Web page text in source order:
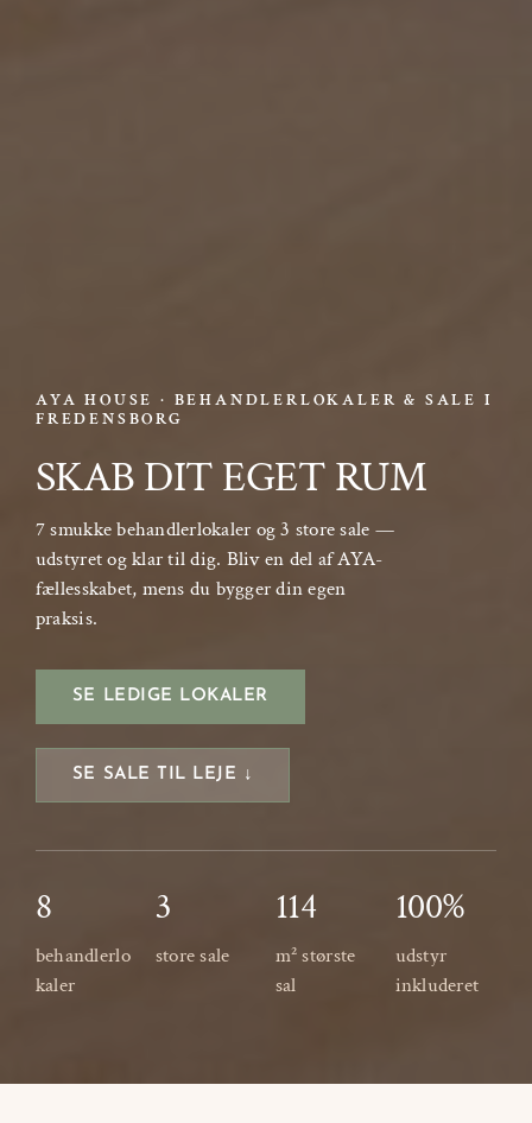
AYA HOUSE · BEHANDLERLOKALER & SALE I
FREDENSBORG
SKAB DIT EGET RUM
7 smukke behandlerlokaler og 3 store sale —
udstyret og klar til dig. Bliv en del af AYA-
fællesskabet, mens du bygger din egen
praksis.
SE LEDIGE LOKALER
SE SALE TIL LEJE ↓
8
behandlerlo
kaler
3
store sale
114
m² største
sal
100%
udstyr
inkluderet